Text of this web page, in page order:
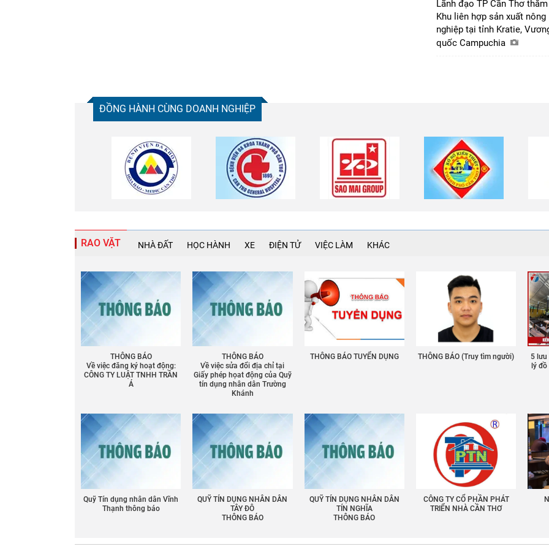
Lãnh đạo TP Cần Thơ thăm
Khu liên hợp sản xuất nông
nghiệp tại tỉnh Kratie,
quốc Campuchia
ĐỒNG HÀNH CÙNG DOANH NGHIỆP
RAO VẶT NHÀ ĐẤT HỌC HÀNH XE ĐIỆN TỬ VIỆC LÀM KHÁC
THÔNG BÁO
Về việc đăng ký hoạt động:
CÔNG TY LUẬT TNHH TRẦN
Á
THÔNG BÁO
Về việc sửa đổi địa chỉ tại
Giấy phép họat động của Quỹ
tín dụng nhân dân Trường
Khánh
THÔNG BÁO TUYỂN DỤNG THÔNG BÁO (Truy tìm người)
5
lý
Quỹ Tín dụng nhân dân Vĩnh
Thạnh thông báo
QUỸ TÍN DỤNG NHÂN DÂN
TÂY ĐÔ
THÔNG BÁO
QUỸ TÍN DỤNG NHÂN DÂN
TÍN NGHĨA
THÔNG BÁO
CÔNG TY CỔ PHẦN PHÁT
TRIỂN NHÀ CẦN THƠ